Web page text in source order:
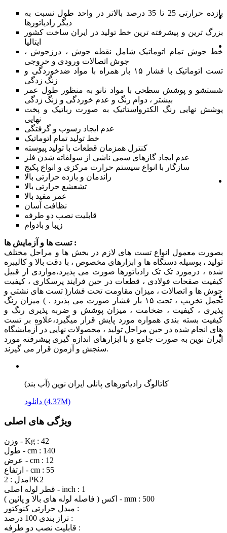
بازده حرارتی 25 تا 35 درصد بالاتر در واحد طول نسبت به
ديگر رادياتورها
بزرگ ترین و پیشرفته ترین خط تولید در ایران ساخت کشور
ایتالیا
خط جوش تمام اتوماتیک شامل نقطه جوش ، درزجوش ،
جوش اتصالات ورودی و خروجی
تست اتوماتیک با فشار ۱۵ بار همراه با مواد ضدخوردگی و
زنگ زدگی
شستشو و پوشش سطحی با مواد نانو به منظور طول عمر
بیشتر ، دوام رنگ و عدم خوردگی و زنگ زدگی
پوشش نهایی رنگ الکترواستاتیک به صورت رباتیک و پخت
نهایی
عدم ایجاد رسوب و گرفتگی
خط تولید تمام اتوماتیک
کنترل همزمان قطعات با توليد پيوسته
عدم ايجاد گازهای سمی ناشی از سولفاته شدن فلز
سازگار با انواع سيستم حرارت مرکزی و انواع پکيج
راندمان و بازده حرارتی بالا
تشعشع حرارتی بالا
عمر مفيد بالا
نظافت آسان
قابليت نصب دو طرفه
زيبا و بادوام
تست ها و آزمایش ها :
بصورت معمول انواع تست های لازم در بخش ها و مراحل مختلف
تولید ، بوسیله دستگاه ها و ابزارهای مخصوص ، با دقت بالا و کالیبره
شده ، درمورد تک تک رادیاتورها صورت می پذیرد،مواردی از قبیل
کیفیت صفحات فولادی ، قطعات در حین فرایند پرسکاری ، کیفیت
جوش ها و اتصالات ، میزان مقاومت تحت فشار( تست های نشتی و
تحمل تخریب ، تحت ۱۵ بار فشار صورت می پذیرد . ) میزان رنگ
پذیری ، کیفیت ، ضخامت ، میزان پوشش و ضربه پذیری رنگ و
کیفیت بسته بندی همواره مورد پایش قرار میگیرد،علاوه بر تست
های انجام شده در حین مراحل تولید ، محصولات نهایی در آزمایشگاه
ایران نوین به صورت جامع و با ابزارهای اندازه گیری پیشرفته مورد
سنجش و آزمون قرار می گیرند.
کاتالوگ رادیاتورهای پانلی ایران نوین (آب بند)
دانلود (4.37M)
ویژگی های اصلی
وزن - Kg : 42
طول - cm : 140
عرض - cm : 12
ارتفاع - cm : 55
مدل :2PK2
قطر لوله اصلی - inch : 1
اکس ( فاصله لوله های بالا و پائین ) - mm : 500
مبدل حرارتی کنوکتور :
تراز بندی 100 درصد :
قابليت نصب دو طرفه :